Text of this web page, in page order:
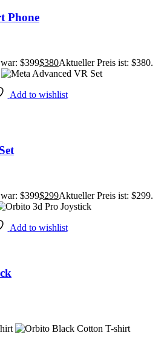
Phone
$399$380Aktueller Preis ist: $380.
Add to wishlist
$399$299Aktueller Preis ist: $299.
Add to wishlist